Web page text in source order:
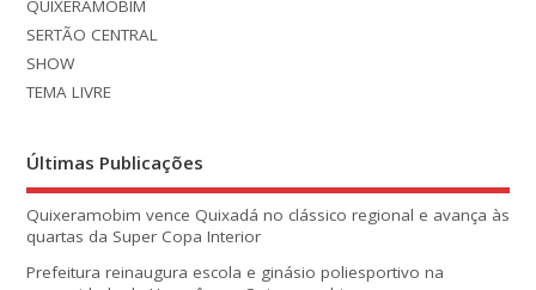
QUIXERAMOBIM
SERTÃO CENTRAL
SHOW
TEMA LIVRE
Últimas Publicações
Quixeramobim vence Quixadá no clássico regional e avança às
quartas da Super Copa Interior
Prefeitura reinaugura escola e ginásio poliesportivo na